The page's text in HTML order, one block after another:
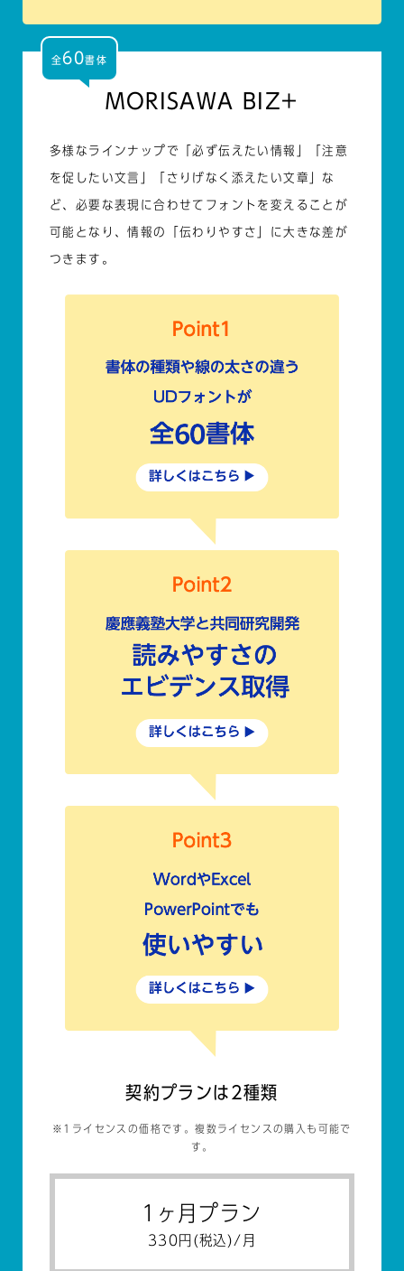
全60書体
MORISAWA BIZ+
多様なラインナップで「必ず伝えたい情報」「注意
を促したい文言」「さりげなく添えたい文章」な
ど、必要な表現に合わせてフォントを変えることが
可能となり、情報の「伝わりやすさ」に大きな差が
つきます。
契約プランは2種類
※1ライセンスの価格です。複数ライセンスの購入も可能で
す。
1ヶ月プラン
330円(税込)/月